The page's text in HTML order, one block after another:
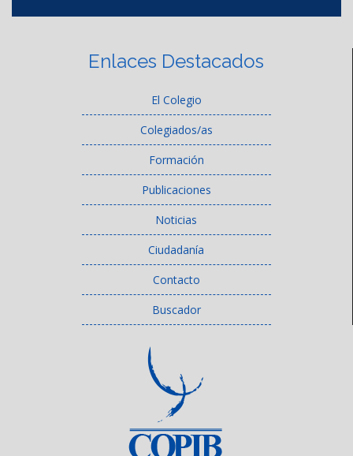
Enlaces Destacados
El Colegio
Colegiados/as
Formación
Publicaciones
Noticias
Ciudadanía
Contacto
Buscador